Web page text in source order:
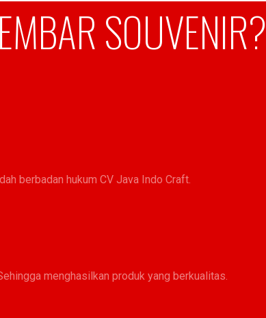
SOUVENIR?
berbadan hukum CV Java Indo Craft.
menghasilkan produk yang berkualitas.